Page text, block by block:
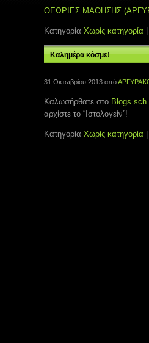
ΘΕΩΡΙΕΣ ΜΑΘΗΣΗΣ
Κατηγορία Χωρίς κατηγορία
Καλημέρα κόσμε!
31 Οκτωβρίου 2013 από
Καλωσήρθατε στο
αρχίστε το “Ιστολογείν”!
Κατηγορία Χωρίς κατηγορία